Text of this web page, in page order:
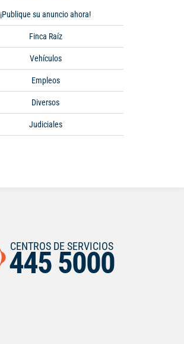
¡Publique su anuncio ahora!
Finca Raíz
Vehículos
Empleos
Diversos
Judiciales
CENTROS DE SERVICIOS
445 5000